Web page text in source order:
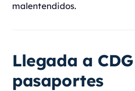
malentendidos.
Llegada a
pasaportes